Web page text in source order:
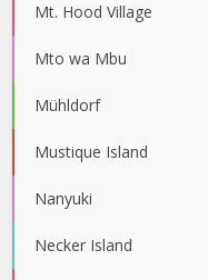
Mt. Hood Village
Mto wa Mbu
Mühldorf
Mustique Island
Nanyuki
Necker Island